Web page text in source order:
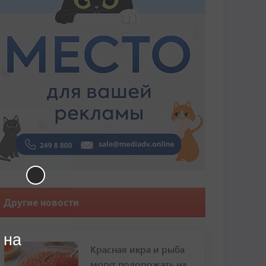
Другие новости
Красная икра и рыба